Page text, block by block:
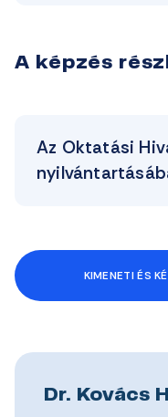
A képzés
Az Oktatási
KIMENETI ÉS
Dr. Kovács